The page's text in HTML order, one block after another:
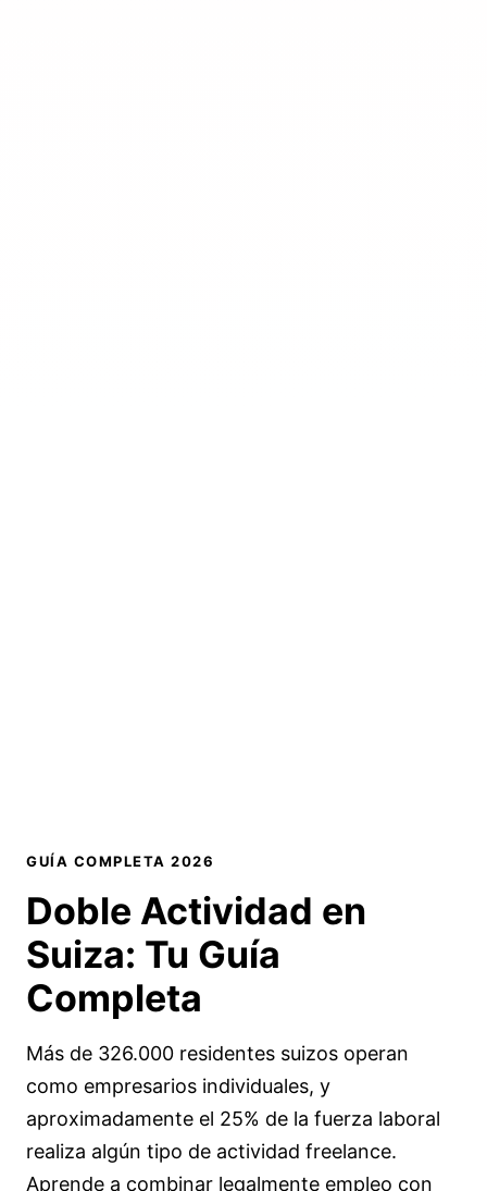
GUÍA COMPLETA 2026
Doble Actividad en
Suiza: Tu Guía
Completa
Más de 326.000 residentes suizos operan
como empresarios individuales, y
aproximadamente el 25% de la fuerza laboral
realiza algún tipo de actividad freelance.
Aprende a combinar legalmente empleo con